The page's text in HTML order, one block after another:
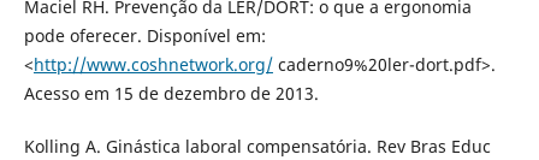
Maciel RH. Prevenção da LER/DORT: o que a ergonomia
pode oferecer. Disponível em:
<http://www.coshnetwork.org/caderno9%20ler-dort.pdf>.
Acesso em 15 de dezembro de 2013.
Kolling A. Ginástica laboral compensatória. Rev Bras Educ